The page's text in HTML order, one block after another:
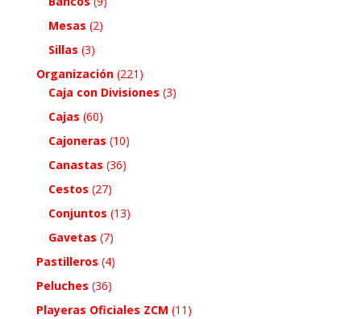
Mesas (2)
Sillas (3)
Organización (221)
Caja con Divisiones (3)
Cajas (60)
Cajoneras (10)
Canastas (36)
Cestos (27)
Conjuntos (13)
Gavetas (7)
Pastilleros (4)
Peluches (36)
Playeras Oficiales ZCM (11)